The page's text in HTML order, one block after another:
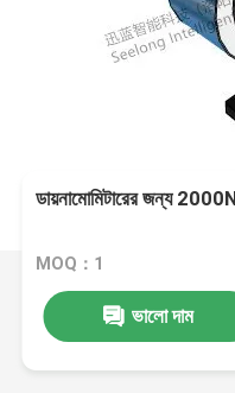
ডায়নামোমিটারের জন্য
MOQ：1
ভালো দাম